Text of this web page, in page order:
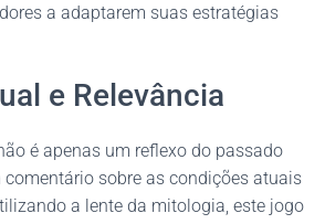
a adaptarem suas estratégias
e Relevância
é apenas um reflexo do passado
sobre as condições atuais
a lente da mitologia, este jogo